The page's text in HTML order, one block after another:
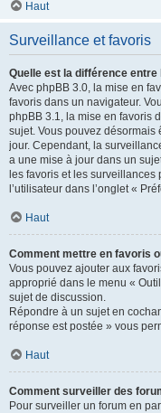
Haut
Surveillance et favoris
Quelle est la différence
Avec phpBB 3.0, la mise en
favoris dans un navigateur.
phpBB 3.1, la mise en favoris
sujet. Vous pouvez désormais
jour. Cependant, la
a une mise à jour dans un
les favoris et les
l’utilisateur dans l’onglet «
Haut
Comment mettre en favoris
Vous pouvez ajouter aux
approprié dans le menu «
sujet de discussion.
Répondre à un sujet en
réponse est postée » vous
Haut
Comment surveiller des
Pour surveiller un forum en